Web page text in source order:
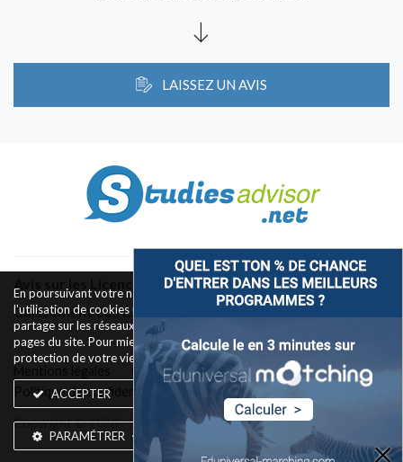
LAISSEZ UN AVIS
Avis sur les Licences & Bachelors
Classement des Écoles
Conditions d’utilisation
Politique de confidentialité
Widget Contact
Copyright © 2026 - Silkwires. Tous droits réservés
En poursuivant votre navigation sur ce site, vous acceptez
l'utilisation de cookies pour le fonctionnement des boutons de
partage sur les réseaux sociaux et la mesure d'audience des
pages du site. Pour mieux comprendre notre politique de
protection de votre vie privée, rendez-vous ici
ACCEPTER
PARAMÉTRER